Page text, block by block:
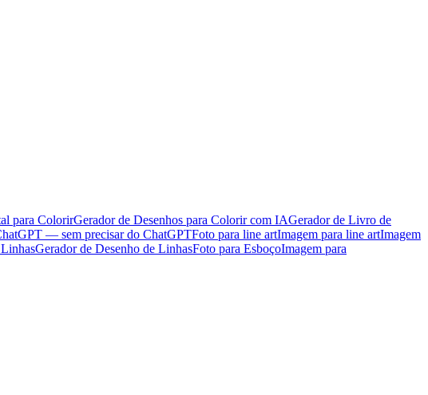
para ColorirGerador de Desenhos para Colorir com IAGerador de Livro de
— sem precisar do ChatGPTFoto para line artImagem para line artImagem
Gerador de Desenho de LinhasFoto para EsboçoImagem para